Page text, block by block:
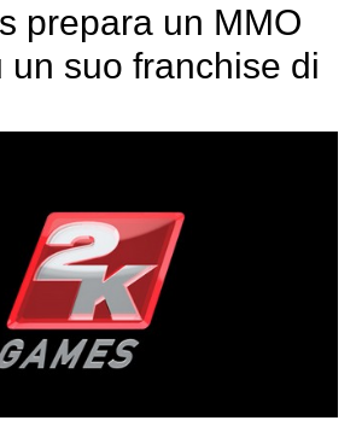
prepara un MMO
un suo franchise di